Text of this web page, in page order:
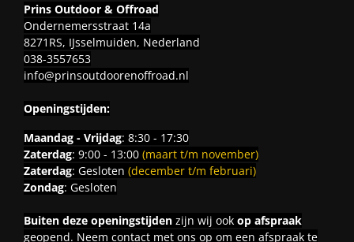
Prins Outdoor & Offroad
Ondernemersstraat 14a
8271RS, IJsselmuiden, Nederland
038-3557653
info@prinsoutdoorenoffroad.nl
Openingstijden:
Maandag - Vrijdag: 8:30 - 17:30
Zaterdag: 9:00 - 13:00 (maart t/m november)
Zaterdag: Gesloten (december t/m februari)
Zondag: Gesloten
Buiten deze openingstijdenzijn wij ook op afspraak
geopend. Neem contact met ons op om een afspraak te